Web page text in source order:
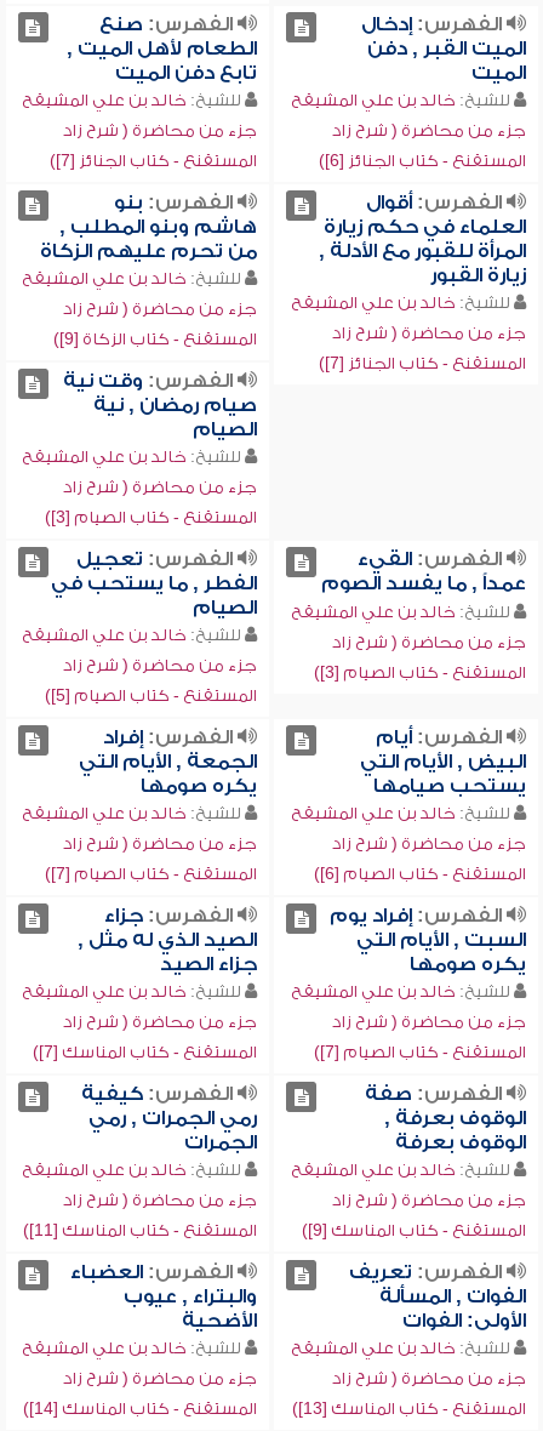
الفهرس:إدخال
الميت القبر , دفن
الميت
للشيخ: خالد بن علي المشيقح
جزء من محاضرة ( شرح زاد
المستقنع - كتاب الجنائز [6])
الفهرس: صنع
الطعام لأهل الميت ,
تابع دفن الميت
للشيخ: خالد بن علي المشيقح
جزء من محاضرة ( شرح زاد
المستقنع - كتاب الجنائز [7])
الفهرس:أقوال
العلماء في حكم زيارة
المرأة للقبور مع الأدلة ,
زيارة القبور
للشيخ: خالد بن علي المشيقح
جزء من محاضرة ( شرح زاد
المستقنع - كتاب الجنائز [7])
الفهرس: بنو
هاشم وبنو المطلب ,
من تحرم عليهم الزكاة
للشيخ: خالد بن علي المشيقح
جزء من محاضرة ( شرح زاد
المستقنع - كتاب الزكاة [9])
الفهرس: وقت نية
صيام رمضان , نية
الصيام
للشيخ: خالد بن علي المشيقح
جزء من محاضرة ( شرح زاد
المستقنع - كتاب الصيام [3])
الفهرس:القيء
عمداً , ما يفسد الصوم
للشيخ: خالد بن علي المشيقح
جزء من محاضرة ( شرح زاد
المستقنع - كتاب الصيام [3])
الفهرس: تعجيل
الفطر , ما يستحب في
الصيام
للشيخ: خالد بن علي المشيقح
جزء من محاضرة ( شرح زاد
المستقنع - كتاب الصيام [5])
الفهرس:أيام
البيض , الأيام التي
يستحب صيامها
للشيخ: خالد بن علي المشيقح
جزء من محاضرة ( شرح زاد
المستقنع - كتاب الصيام [6])
الفهرس:إفراد
الجمعة , الأيام التي
يكره صومها
للشيخ: خالد بن علي المشيقح
جزء من محاضرة ( شرح زاد
المستقنع - كتاب الصيام [7])
الفهرس:إفراد يوم
السبت , الأيام التي
يكره صومها
للشيخ: خالد بن علي المشيقح
جزء من محاضرة ( شرح زاد
المستقنع - كتاب الصيام [7])
الفهرس:جزاء
الصيد الذي له مثل ,
جزاء الصيد
للشيخ: خالد بن علي المشيقح
جزء من محاضرة ( شرح زاد
المستقنع - كتاب المناسك [7])
الفهرس: صفة
الوقوف بعرفة ,
الوقوف بعرفة
للشيخ: خالد بن علي المشيقح
جزء من محاضرة ( شرح زاد
المستقنع - كتاب المناسك [9])
الفهرس:كيفية
رمي الجمرات , رمي
الجمرات
للشيخ: خالد بن علي المشيقح
جزء من محاضرة ( شرح زاد
المستقنع - كتاب المناسك [11])
الفهرس: تعريف
الفوات , المسألة
الأولى: الفوات
للشيخ: خالد بن علي المشيقح
جزء من محاضرة ( شرح زاد
المستقنع - كتاب المناسك [13])
الفهرس:العضباء
والبتراء , عيوب
الأضحية
للشيخ: خالد بن علي المشيقح
جزء من محاضرة ( شرح زاد
المستقنع - كتاب المناسك [14])